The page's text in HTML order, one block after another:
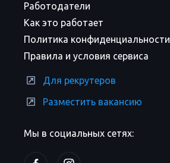
Мы в социальных сетях:
Работодатели
Как это работает
Политика конфиденциальности
Правила и условия сервиса
Для рекрутеров
Разместить вакансию